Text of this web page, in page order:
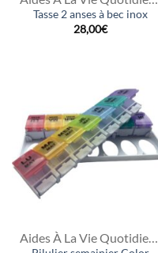
Tasse 2 anses à bec inox
28,00€
Aides À La Vie Quotidienne